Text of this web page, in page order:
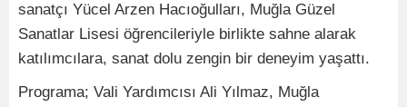
sanatçı Yücel Arzen Hacıoğulları, Muğla Güzel
Sanatlar Lisesi öğrencileriyle birlikte sahne alarak
katılımcılara, sanat dolu zengin bir deneyim yaşattı.
Programa; Vali Yardımcısı Ali Yılmaz, Muğla